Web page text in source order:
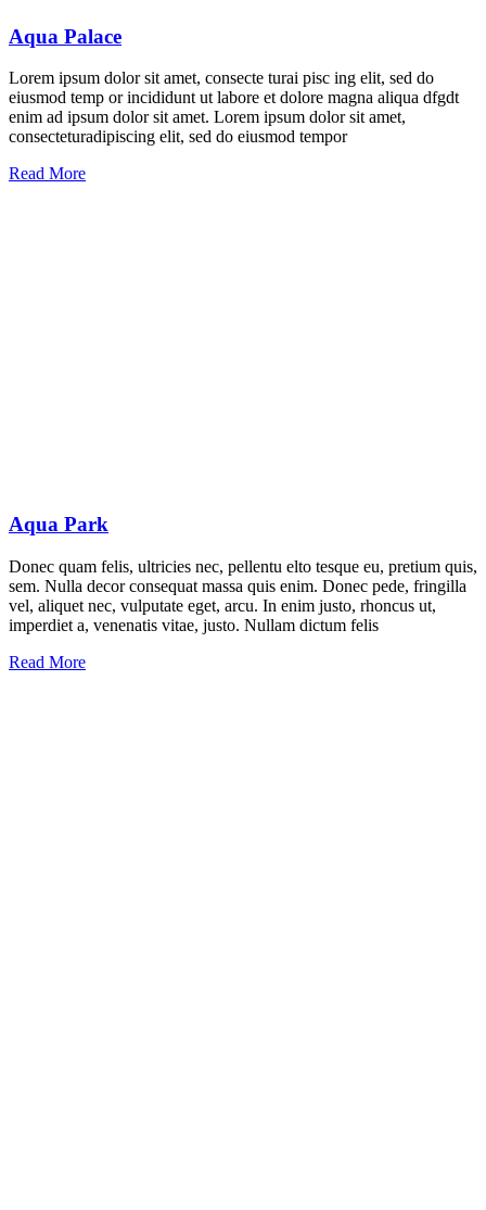
Aqua Palace
Lorem ipsum dolor sit amet, consecte turai pisc ing elit, sed do
eiusmod temp or incididunt ut labore et dolore magna aliqua dfgdt
enim ad ipsum dolor sit amet. Lorem ipsum dolor sit amet,
consecteturadipiscing elit, sed do eiusmod tempor
Read More
Aqua Park
Donec quam felis, ultricies nec, pellentu elto tesque eu, pretium quis,
sem. Nulla decor consequat massa quis enim. Donec pede, fringilla
vel, aliquet nec, vulputate eget, arcu. In enim justo, rhoncus ut,
imperdiet a, venenatis vitae, justo. Nullam dictum felis
Read More